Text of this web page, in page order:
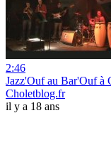
2:46
Jazz'Ouf au Bar'Ouf à
Choletblog.fr
il y a 18 ans